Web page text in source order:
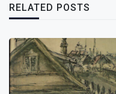
RELATED POSTS